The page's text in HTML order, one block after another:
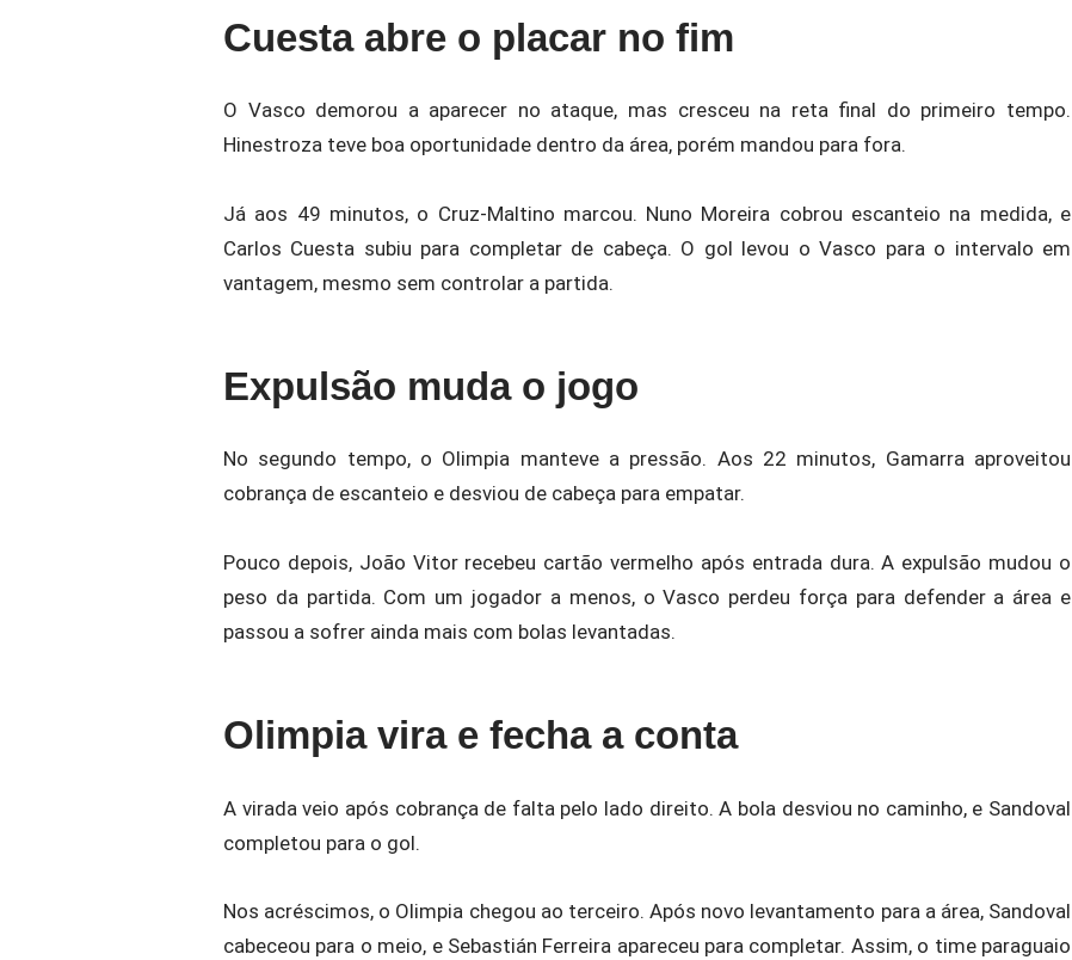
Cuesta abre o placar no fim
O Vasco demorou a aparecer no ataque, mas cresceu na reta final do primeiro tempo.
Hinestroza teve boa oportunidade dentro da área, porém mandou para fora.
Já aos 49 minutos, o Cruz-Maltino marcou. Nuno Moreira cobrou escanteio na medida, e
Carlos Cuesta subiu para completar de cabeça. O gol levou o Vasco para o intervalo em
vantagem, mesmo sem controlar a partida.
Expulsão muda o jogo
No segundo tempo, o Olimpia manteve a pressão. Aos 22 minutos, Gamarra aproveitou
cobrança de escanteio e desviou de cabeça para empatar.
Pouco depois, João Vitor recebeu cartão vermelho após entrada dura. A expulsão mudou o
peso da partida. Com um jogador a menos, o Vasco perdeu força para defender a área e
passou a sofrer ainda mais com bolas levantadas.
Olimpia vira e fecha a conta
A virada veio após cobrança de falta pelo lado direito. A bola desviou no caminho, e Sandoval
completou para o gol.
Nos acréscimos, o Olimpia chegou ao terceiro. Após novo levantamento para a área, Sandoval
cabeceou para o meio, e Sebastián Ferreira apareceu para completar. Assim, o time paraguaio